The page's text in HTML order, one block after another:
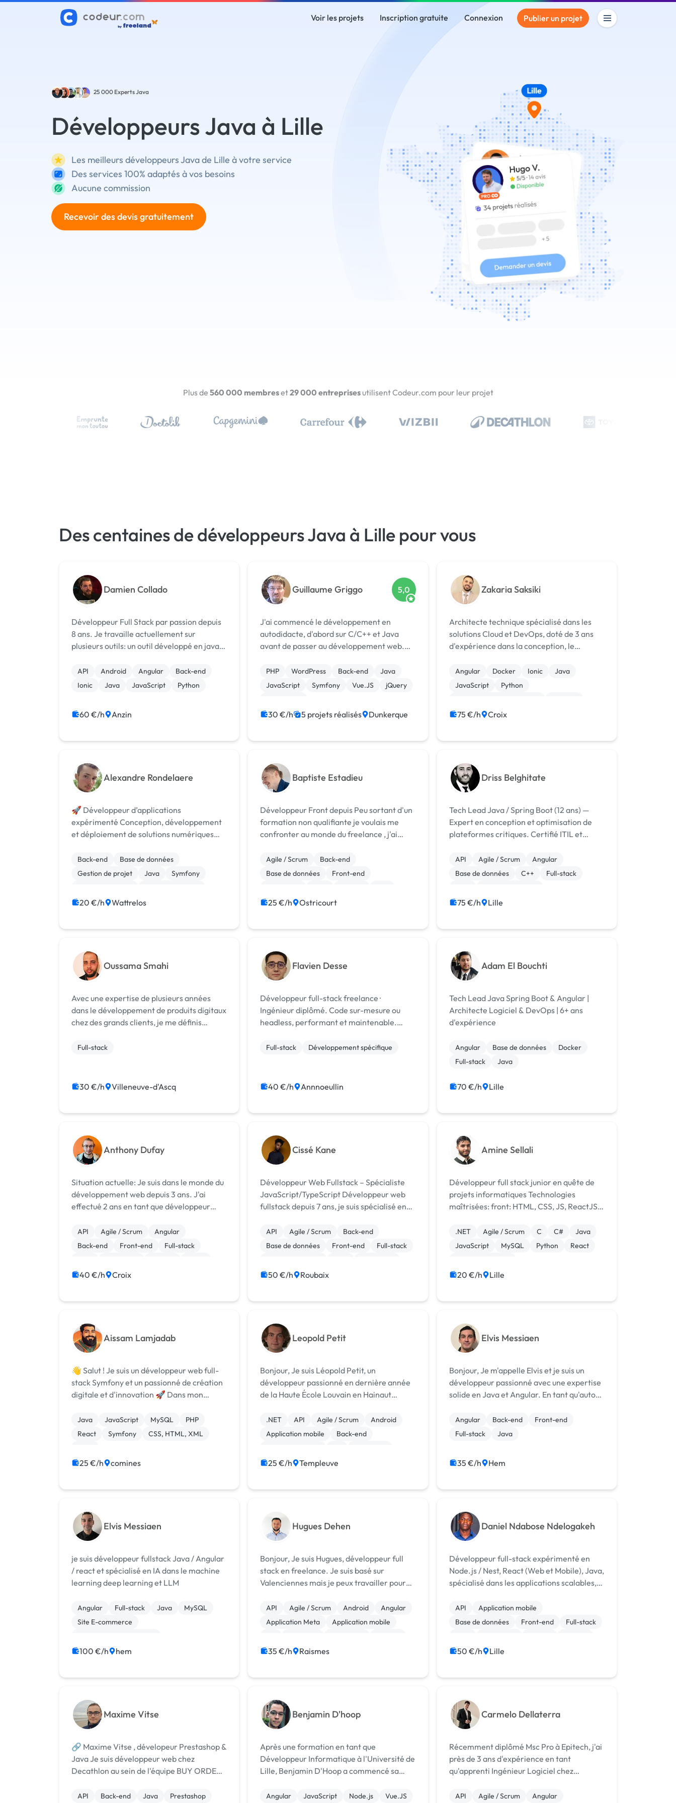
Voir les projets Inscription gratuite Connexion Publier un projet
25 000 Experts Java
Développeurs Java à Lille
Les meilleurs développeurs Java de Lille à votre service
Des services 100% adaptés à vos besoins
Aucune commission
Recevoir des devis gratuitement
Plus de 560 000 membreset29 000 entreprisesutilisent Codeur.com pour leur projet
Des centaines de développeurs Java à Lille pour vous
Damien Collado
Développeur Full Stack par passion depuis
8 ans. Je travaille actuellement sur
plusieurs outils: un outil développé en java
développé en java JEE, ainsi qu'un
Prestashop (Php) Je maîtrise la conception
API Android Angular
Back-end
Ionic
Java JavaScript Python
60 €/h Anzin
Guillaume Griggo 5,0
J'ai commencé le développement en
autodidacte, d'abord sur C/C++ et Java
avant de passer au développement web.
professionnellement dans le métier de
développeur, j'ai fait une formation à
PHP WordPress Back-end
Java
JavaScript
Symfony Vue.JS
jQuery
30 €/h 5 projets réalisés Dunkerque
Zakaria Saksiki
Architecte technique spécialisé dans les
solutions Cloud et DevOps, doté de 3 ans
d'expérience dans la conception, le
cloud sécurisées et scalables. Ancien
développeur full stack avec une solide
Angular Docker Ionic
Java
JavaScript
Python
Cloud computing
75 €/h Croix
Alexandre Rondelaere
🚀 Développeur d’applications
expérimenté Conception, développement
et déploiement de solutions numériques
Back-end
Base de données
Gestion de projet
Java
Symfony
Gestion site web
WordPress
20 €/h Wattrelos
Baptiste Estadieu
Développeur Front depuis Peu sortant d'un
formation non qualifiante je voulais me
confronter au monde du freelance , j'ai
un peu de de PHP , En front j'utilise le
Framework React mais toujours plus a l'ai...
Agile / Scrum
Back-end
Base de données
Front-end
React
Vue.JS
25 €/h Ostricourt
Driss Belghitate
Tech Lead Java / Spring Boot (12 ans) —
Expert en conception et optimisation de
plateformes critiques. Certifié ITIL et
environnements exigeants.
API Agile / Scrum
Angular
Base de données
C++
Full-stack
75 €/h Lille
Oussama Smahi
Avec une expertise de plusieurs années
dans le développement de produits digitaux
chez des grands clients, je me définis
acquis un esprit d'analyse et de synthèse
Full-stack
30 €/h Villeneuve-d'Ascq
Flavien Desse
Développeur full-stack freelance ·
Ingénieur diplômé. Code sur-mesure ou
headless, performant et maintenable.
MASQUÉE]
Full-stack Développement spécifique
40 €/h Annnoeullin
Adam El Bouchti
Tech Lead Java Spring Boot & Angular |
Architecte Logiciel & DevOps | 6+ ans
d'expérience
Angular Base de données
Docker
Full-stack
Java
70 €/h Lille
Anthony Dufay
Situation actuelle: Je suis dans le monde du
développement web depuis 3 ans. J'ai
effectué 2 ans en tant que développeur
depuis maintenant 1 an en ESN.
Actuellement je suis Tech lead en
API Agile / Scrum
Angular
Back-end
Front-end
Full-stack
40 €/h Croix
Cissé Kane
Développeur Web Fullstack – Spécialiste
JavaScript/TypeScript Développeur web
fullstack depuis 7 ans, je suis spécialisé en
frontend (React) qu’en backend (Node.js).
J’ai également une expérience en Java et
API Agile / Scrum
Back-end
Base de données
Front-end
Full-stack
Linux
50 €/h Roubaix
Amine Sellali
Développeur full stack junior en quête de
projets informatiques Technologies
maîtrisées: front: HTML, CSS, JS, ReactJS,
mySQL, postgreSQL, Oracle Expérience:
actuellement développeur .NET (C#) et...
.NET Agile / Scrum C C#
Java
JavaScript
MySQL Python
React
20 €/h Lille
Aissam Lamjadab
👋 Salut ! Je suis un développeur web full-
stack Symfony et un passionné de création
digitale et d'innovation 🚀 Dans mon
Développement full-stack avec Symfony
🚀 Maîtrise avancée de PHP et JavaScript
Java JavaScript MySQL
PHP
React
Symfony
CSS, HTML, XML
25 €/h comines
Leopold Petit
Bonjour, Je suis Léopold Petit, un
développeur passionné en dernière année
de la Haute École Louvain en Hainaut
formation académique en informatique et
une passion pour la création de solutions
.NET API Agile / Scrum
Android
Application mobile
Back-end
Full-stack
25 €/h Templeuve
Elvis Messiaen
Bonjour, Je m'appelle Elvis et je suis un
développeur passionné avec une expertise
solide en Java et Angular. En tant qu'auto-
services de développement Front-end,
Back-end et Fullstack pour répondr...
Angular Back-end
Front-end
Full-stack
Java
35 €/h Hem
Elvis Messiaen
je suis développeur fullstack Java / Angular
/ react et spécialisé en IA dans le machine
learning deep learning et LLM
Angular Full-stack Java
MySQL
Site E-commerce
Machine Learning
100 €/h hem
Hugues Dehen
Bonjour, Je suis Hugues, développeur full
stack en freelance. Je suis basé sur
Valenciennes mais je peux travailler pour
télétravail. Passionné et fort de plus de 10
ans d'expériences en tant que salarié, ...
API Agile / Scrum Android
Angular
Application Meta
Application mobile
35 €/h Raismes
Daniel Ndabose Ndelogakeh
Développeur full-stack expérimenté en
Node.js / Nest, React (Web et Mobile), Java,
spécialisé dans les applications scalables,
basées sur l’IA
API
Application mobile
Base de données
Front-end
Full-stack
React
50 €/h Lille
Maxime Vitse
🔗 Maxime Vitse , dévelopeur Prestashop &
Java Je suis développeur web chez
Decathlon au sein de l'équipe BUY ORDER
l'international. Passionné par le monde du
API Back-end Java Prestashop
Benjamin D'hoop
Après une formation en tant que
Développeur Informatique à l'Université de
Lille, Benjamin D'Hoop a commencé sa
Analyste chez CGI, où il a contribué à
Angular JavaScript Node.js Vue.JS
Carmelo Dellaterra
Récemment diplômé Msc Pro à Epitech, j'ai
près de 3 ans d'expérience en tant
qu'apprenti Ingénieur Logiciel chez
nouveau challenge. J'ai une certaine
API Agile / Scrum Angular